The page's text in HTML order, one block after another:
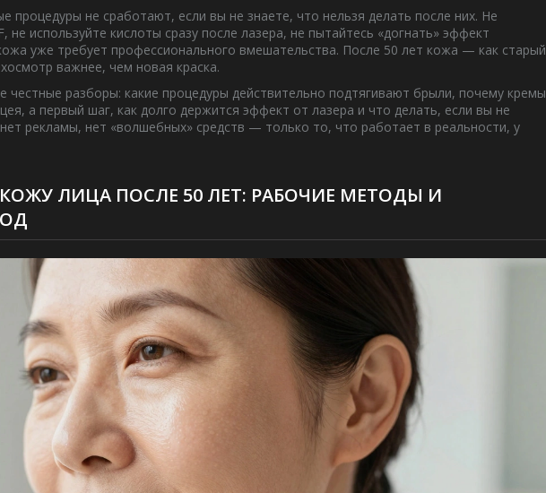
процедуры не сработают, если вы не знаете, что нельзя делать после них. Не
не используйте кислоты сразу после лазера, не пытайтесь «догнать» эффект
уже требует профессионального вмешательства. После 50 лет кожа — как старый
важнее, чем новая краска.
честные разборы: какие процедуры действительно подтягивают брыли, почему кремы
а первый шаг, как долго держится эффект от лазера и что делать, если вы не
рекламы, нет «волшебных» средств — только то, что работает в реальности, у
ЛИЦА ПОСЛЕ 50 ЛЕТ: РАБОЧИЕ МЕТОДЫ И